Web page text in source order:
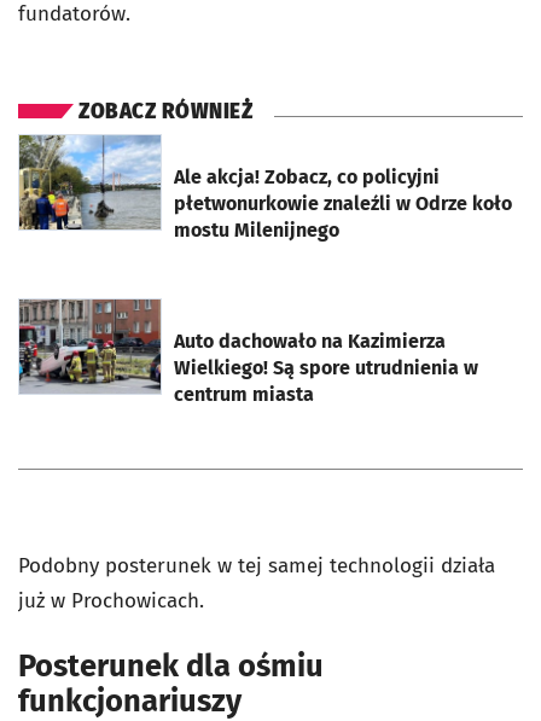
fundatorów.
ZOBACZ RÓWNIEŻ
Ale akcja! Zobacz, co policyjni
płetwonurkowie znaleźli w Odrze koło
mostu Milenijnego
otworzy się w nowej karcie
Auto dachowało na Kazimierza
Wielkiego! Są spore utrudnienia w
centrum miasta
otworzy się w nowej karcie
Podobny posterunek w tej samej technologii działa
już w Prochowicach.
Posterunek dla ośmiu
funkcjonariuszy